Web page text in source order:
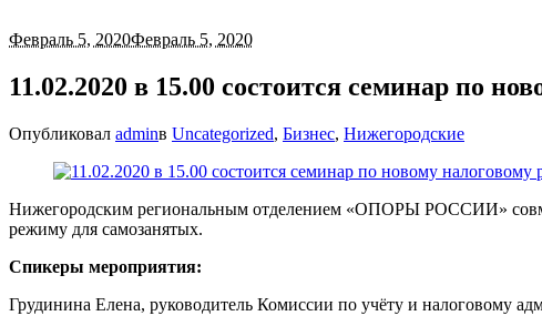
Февраль 5, 2020Февраль 5, 2020
11.02.2020 в 15.00 состоится семинар по
Опубликовал adminв Uncategorized, Бизнес, Нижегородские
Нижегородским региональным отделением «ОПОРЫ РОССИИ»
режиму для самозанятых.
Спикеры мероприятия:
Грудинина Елена, руководитель Комиссии по учёту и